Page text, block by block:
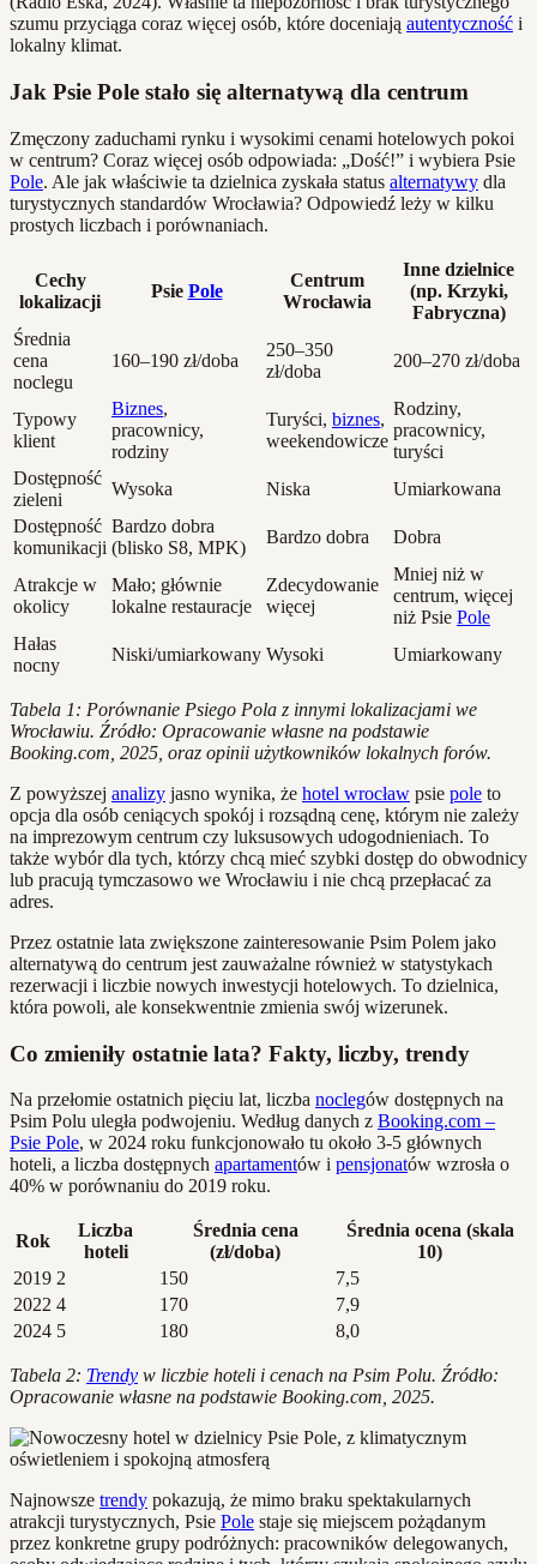
szumu przyciąga coraz więcej osób, które doceniają autentyczność i
lokalny klimat.
Jak Psie Pole stało się alternatywą dla centrum
Zmęczony zaduchami rynku i wysokimi cenami hotelowych pokoi
w centrum? Coraz więcej osób odpowiada: „Dość!” i wybiera Psie
Pole. Ale jak właściwie ta dzielnica zyskała status alternatywy dla
turystycznych standardów Wrocławia? Odpowiedź leży w kilku
prostych liczbach i porównaniach.
Cechy
lokalizacji
Psie Pole
Centrum
Wrocławia
Inne dzielnice
(np. Krzyki,
Fabryczna)
Średnia
cena
noclegu
160–190 zł/doba
250–350
zł/doba
200–270 zł/doba
Typowy
klient
Biznes,
pracownicy,
rodziny
Turyści, biznes,
weekendowicze
Rodziny,
pracownicy,
turyści
Dostępność
zieleni
Wysoka Niska
Umiarkowana
Dostępność
komunikacji
Bardzo dobra
(blisko S8, MPK)
Bardzo dobra Dobra
Atrakcje w
okolicy
Mało; głównie
lokalne restauracje
Zdecydowanie
więcej
Mniej niż w
centrum, więcej
niż Psie Pole
Hałas
nocny
Niski/umiarkowany Wysoki Umiarkowany
Tabela 1: Porównanie Psiego Pola z innymi lokalizacjami we
Wrocławiu. Źródło: Opracowanie własne na podstawie
Booking.com, 2025, oraz opinii użytkowników lokalnych forów.
Z powyższej analizy jasno wynika, że hotel wrocław psie pole to
opcja dla osób ceniących spokój i rozsądną cenę, którym nie zależy
na imprezowym centrum czy luksusowych udogodnieniach. To
także wybór dla tych, którzy chcą mieć szybki dostęp do obwodnicy
lub pracują tymczasowo we Wrocławiu i nie chcą przepłacać za
adres.
Przez ostatnie lata zwiększone zainteresowanie Psim Polem jako
alternatywą do centrum jest zauważalne również w statystykach
rezerwacji i liczbie nowych inwestycji hotelowych. To dzielnica,
która powoli, ale konsekwentnie zmienia swój wizerunek.
Co zmieniły ostatnie lata? Fakty, liczby, trendy
Na przełomie ostatnich pięciu lat, liczba noclegów dostępnych na
Psim Polu uległa podwojeniu. Według danych z Booking.com –
Psie Pole, w 2024 roku funkcjonowało tu około 3-5 głównych
hoteli, a liczba dostępnych apartamentów i pensjonatów wzrosła o
40% w porównaniu do 2019 roku.
Rok
Liczba
hoteli
Średnia cena
(zł/doba)
Średnia ocena (skala
10)
2019 2 150
7,5
2022 4 170
7,9
2024 5 180 8,0
Tabela 2: Trendy w liczbie hoteli i cenach na Psim Polu. Źródło:
Opracowanie własne na podstawie Booking.com, 2025.
Najnowsze trendy pokazują, że mimo braku spektakularnych
atrakcji turystycznych, Psie Pole staje się miejscem pożądanym
przez konkretne grupy podróżnych: pracowników delegowanych,